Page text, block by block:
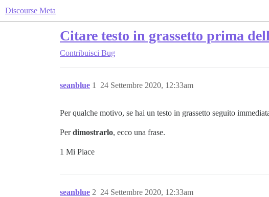
Discourse Meta
Citare testo in grassetto prima
Contribuisci Bug
seanblue 24 Settembre 2020, 12:33am
1
Per qualche motivo, se hai un testo in grassetto seguito
Perdimostrarlo, ecco una frase.
1 Mi Piace
seanblue 24 Settembre 2020, 12:33am
2